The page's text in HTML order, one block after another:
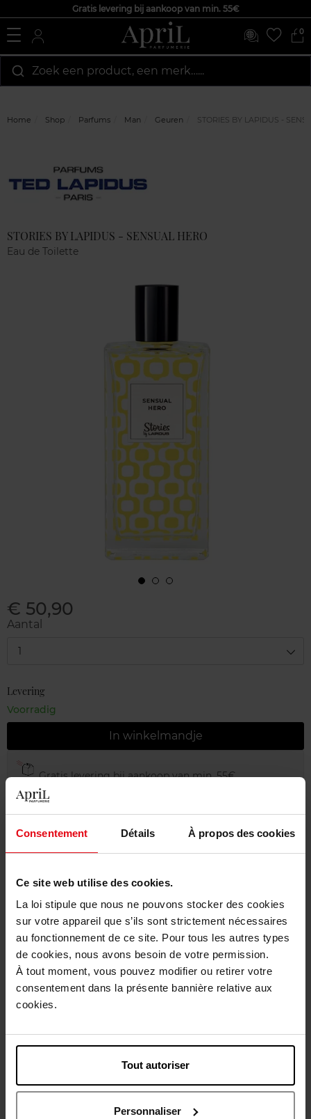
Consentement Détails À propos des cookies
Ce site web utilise des cookies.
La loi stipule que nous ne pouvons stocker des cookies
sur votre appareil que s’ils sont strictement nécessaires
au fonctionnement de ce site. Pour tous les autres types
de cookies, nous avons besoin de votre permission.
À tout moment, vous pouvez modifier ou retirer votre
consentement dans la présente bannière relative aux
cookies.
Tout autoriser
Personnaliser
Gratis levering bij aankoop van min. 55€
0
Zoek een product, een merk…...
Home Shop Parfums Man Geuren STORIES BY LAPIDUS -
STORIES BY LAPIDUS - SENSUAL HERO
Eau de Toilette
€ 50,90
Aantal
1
Levering
Voorradig
In winkelmandje
Gratis levering bij aankoop van min. 55€
Gratis retour in je winkelpunt
Beschrijving
Karakteristieken
Review
Nog iets vergeten ?